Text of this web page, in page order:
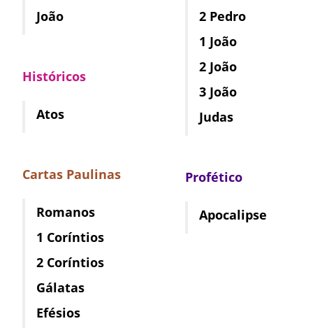
João
Históricos
Atos
Cartas Paulinas
Romanos
1 Coríntios
2 Coríntios
Gálatas
Efésios
2 Pedro
1 João
2 João
3 João
Judas
Profético
Apocalipse